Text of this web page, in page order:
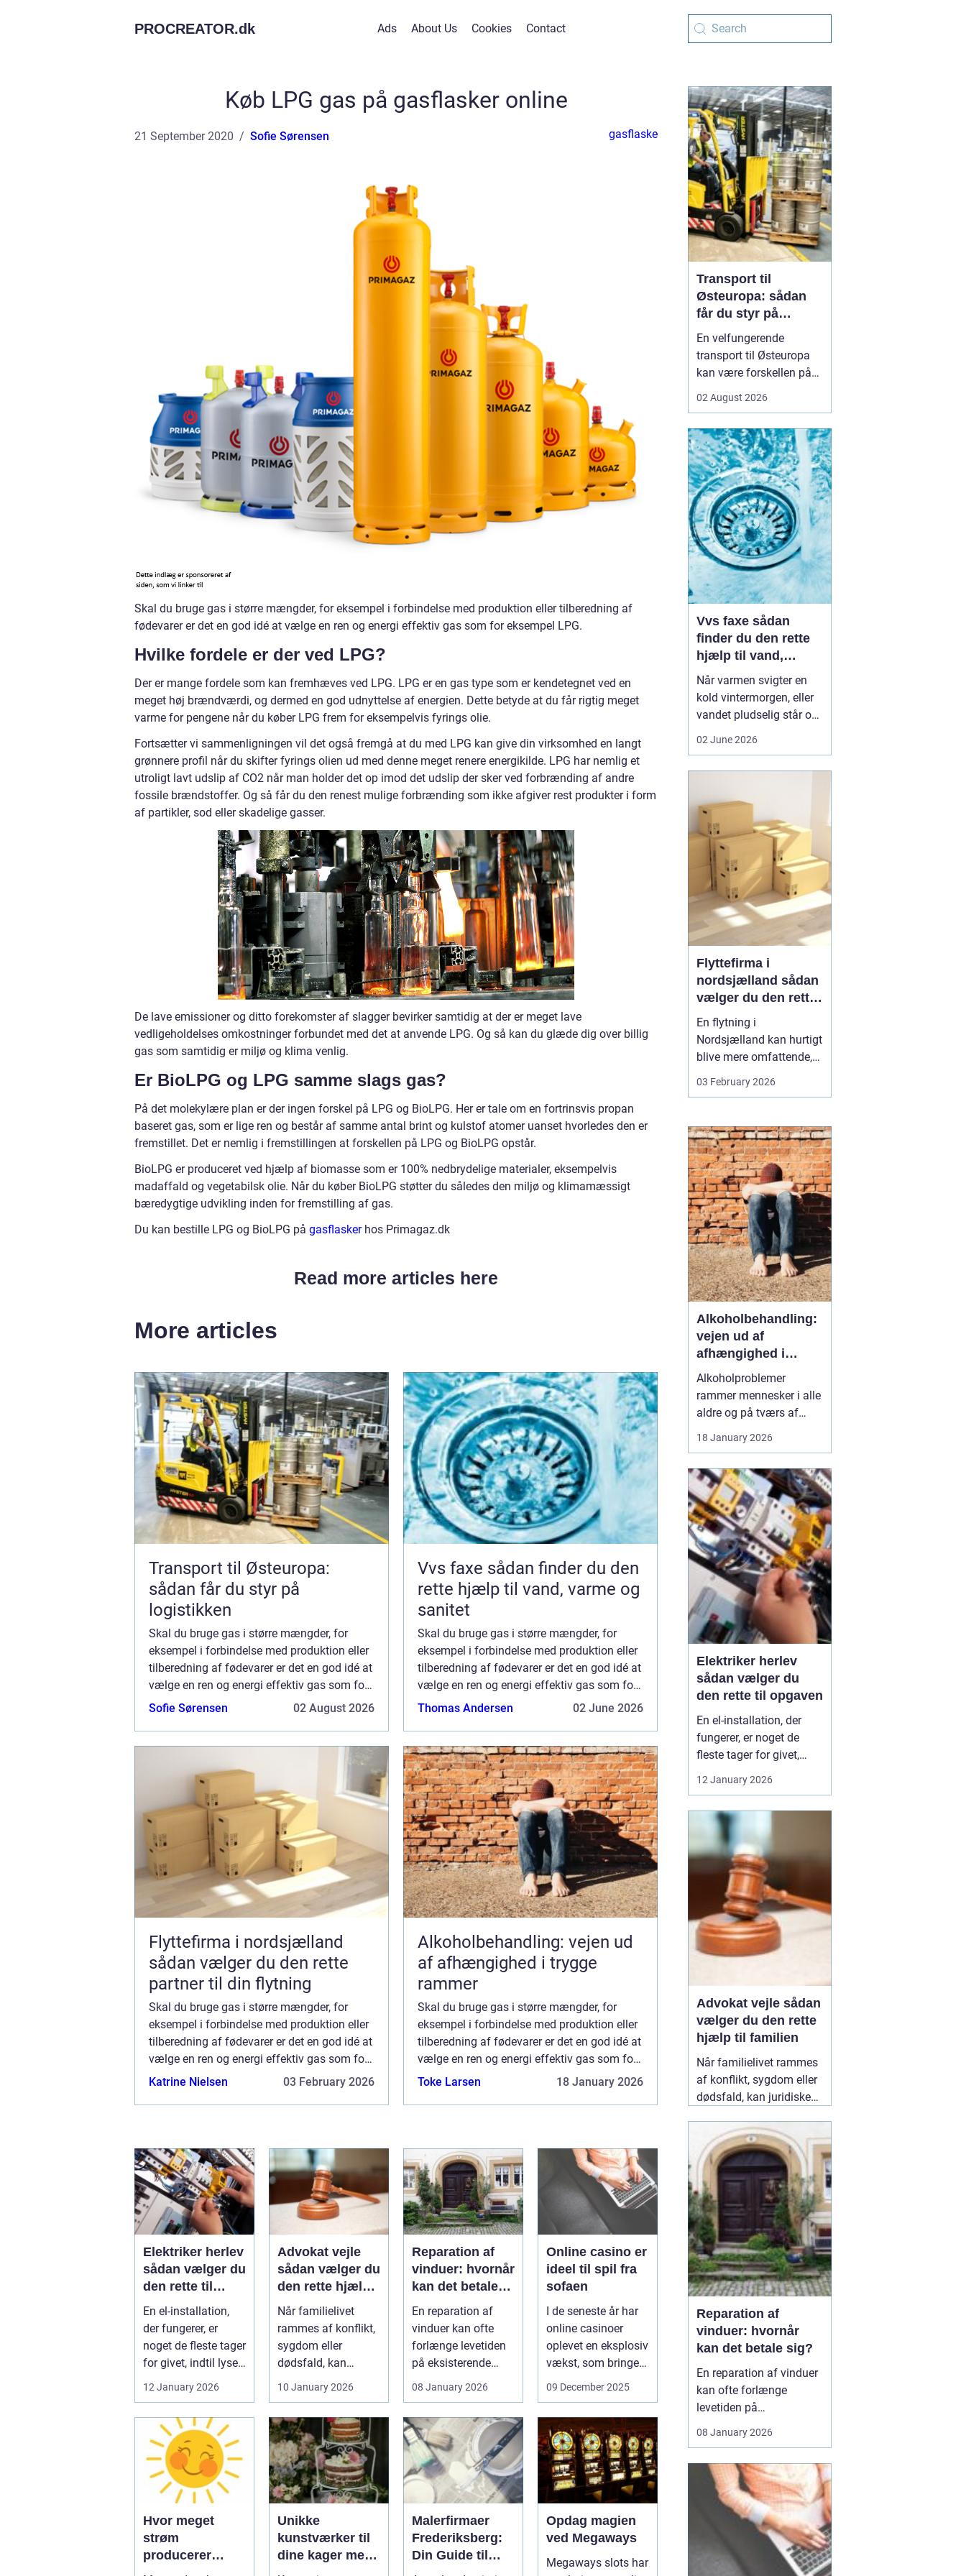
PROCREATOR.dk Ads About Us Cookies Contact
Køb LPG gas på gasflasker online
21 September 2020 Sofie Sørensen gasflaske
Skal du bruge gas i større mængder, for eksempel i forbindelse med produktion eller tilberedning af
fødevarer er det en god idé at vælge en ren og energi effektiv gas som for eksempel LPG.
Hvilke fordele er der ved LPG?
Der er mange fordele som kan fremhæves ved LPG. LPG er en gas type som er kendetegnet ved en
meget høj brændværdi, og dermed en god udnyttelse af energien. Dette betyde at du får rigtig meget
varme for pengene når du køber LPG frem for eksempelvis fyrings olie.
Fortsætter vi sammenligningen vil det også fremgå at du med LPG kan give din virksomhed en langt
grønnere profil når du skifter fyrings olien ud med denne meget renere energikilde. LPG har nemlig et
utroligt lavt udslip af CO2 når man holder det op imod det udslip der sker ved forbrænding af andre
fossile brændstoffer. Og så får du den renest mulige forbrænding som ikke afgiver rest produkter i form
af partikler, sod eller skadelige gasser.
De lave emissioner og ditto forekomster af slagger bevirker samtidig at der er meget lave
vedligeholdelses omkostninger forbundet med det at anvende LPG. Og så kan du glæde dig over billig
gas som samtidig er miljø og klima venlig.
Er BioLPG og LPG samme slags gas?
På det molekylære plan er der ingen forskel på LPG og BioLPG. Her er tale om en fortrinsvis propan
baseret gas, som er lige ren og består af samme antal brint og kulstof atomer uanset hvorledes den er
fremstillet. Det er nemlig i fremstillingen at forskellen på LPG og BioLPG opstår.
BioLPG er produceret ved hjælp af biomasse som er 100% nedbrydelige materialer, eksempelvis
madaffald og vegetabilsk olie. Når du køber BioLPG støtter du således den miljø og klimamæssigt
bæredygtige udvikling inden for fremstilling af gas.
Du kan bestille LPG og BioLPG på gasflaskerhos Primagaz.dk
Read more articles here
More articles
Transport til Østeuropa:
sådan får du styr på
logistikken
Skal du bruge gas i større mængder, for
eksempel i forbindelse med produktion eller
tilberedning af fødevarer er det en god idé at
vælge en ren og energi effektiv gas som for
eksempel LPG. Hvilke fordele er der ved
Sofie Sørensen 02 August 2026
Vvs faxe sådan finder du den
rette hjælp til vand, varme og
sanitet
Skal du bruge gas i større mængder, for
eksempel i forbindelse med produktion eller
tilberedning af fødevarer er det en god idé at
vælge en ren og energi effektiv gas som for
eksempel LPG. Hvilke fordele er der ved
Thomas Andersen 02 June 2026
Flyttefirma i nordsjælland
sådan vælger du den rette
partner til din flytning
Skal du bruge gas i større mængder, for
eksempel i forbindelse med produktion eller
tilberedning af fødevarer er det en god idé at
vælge en ren og energi effektiv gas som for
eksempel LPG. Hvilke fordele er der ved
Katrine Nielsen 03 February 2026
Alkoholbehandling: vejen ud
af afhængighed i trygge
rammer
Skal du bruge gas i større mængder, for
eksempel i forbindelse med produktion eller
tilberedning af fødevarer er det en god idé at
vælge en ren og energi effektiv gas som for
eksempel LPG. Hvilke fordele er der ved
Toke Larsen 18 January 2026
Elektriker herlev
sådan vælger du
den rette til
opgaven
En el-installation,
der fungerer, er
noget de fleste tager
for givet, indtil lyset
12 January 2026
Advokat vejle
sådan vælger du
den rette hjælp
til familien
Når familielivet
rammes af konflikt,
sygdom eller
dødsfald, kan
hurtigt vokse si...
10 January 2026
Reparation af
vinduer: hvornår
kan det betale
sig?
En reparation af
vinduer kan ofte
forlænge levetiden
på eksisterende
08 January 2026
Online casino er
ideel til spil fra
sofaen
I de seneste år har
online casinoer
oplevet en eksplosiv
vækst, som bringer
spændi...
09 December 2025
Hvor meget
strøm
producerer
solceller om
Unikke
kunstværker til
dine kager med
kage print
Malerfirmaer
Frederiksberg:
Din Guide til
Kvalitet og
Opdag magien
ved Megaways
Megaways slots har
Transport til
Østeuropa: sådan
får du styr på
logistikken
En velfungerende
transport til Østeuropa
kan være forskellen på
dyre forsinkelser. Mange
mod Baltikum, Ukraine
og resten af regionen for
at finde nye kunder og
leverandører. Men v...
02 August 2026
Vvs faxe sådan
finder du den rette
hjælp til vand,
varme og sanitet
Når varmen svigter en
kold vintermorgen, eller
vandet pludselig står op
installatører en central
rolle i hverdagen, selv
om vi sjældent tænker
over det. Gennemgang
af varmea...
02 June 2026
Flyttefirma i
nordsjælland sådan
vælger du den rette
partner til din
flytning
En flytning i
Nordsjælland kan hurtigt
blive mere omfattende,
end man først tror. Der er
nøgler, flyttekasser,
parkering, møbler der
skal skilles ad, og
ejendele med
affektionsværdi, som
helst skal komme sikkert
frem. Mange vælger
der...
03 February 2026
Alkoholbehandling:
vejen ud af
afhængighed i
trygge rammer
Alkoholproblemer
rammer mennesker i alle
aldre og på tværs af
starter det med hygge,
at dæmpe uro og svære
følelser på. Langsomt
flytter alkoholen græns...
18 January 2026
Elektriker herlev
sådan vælger du
den rette til opgaven
En el-installation, der
fungerer, er noget de
fleste tager for givet,
eller en stikkontakt bliver
problemer, kan det
hurtigt blive både utrygt
og dyrt, hvis der ikke
reageres rigtigt. Derfor
giver ...
12 January 2026
Advokat vejle sådan
vælger du den rette
hjælp til familien
Når familielivet rammes
af konflikt, sygdom eller
dødsfald, kan juridiske
sig store. Mange oplever,
at de både skal håndtere
følelser og praktiske
problemer på én gang.
Her kan en erfaren10
January 2026
Reparation af
vinduer: hvornår
kan det betale sig?
En reparation af vinduer
kan ofte forlænge
levetiden på
glas med mange år. For
valget mellem at
reparere eller udskifte
hele vinduet, og
beslutningen har både
08 January 2026